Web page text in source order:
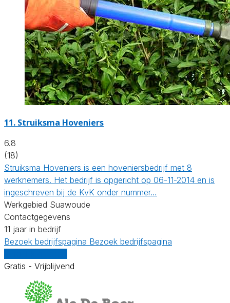
11. Struiksma Hoveniers
6.8
(18)
Struiksma Hoveniers is een hoveniersbedrijf met 8
werknemers. Het bedrijf is opgericht op 06-11-2014 en is
ingeschreven bij de KvK onder nummer…
Werkgebied Suawoude
Contactgegevens
11 jaar in bedrijf
Bezoek bedrijfspagina Bezoek bedrijfspagina
Gratis - Vrijblijvend